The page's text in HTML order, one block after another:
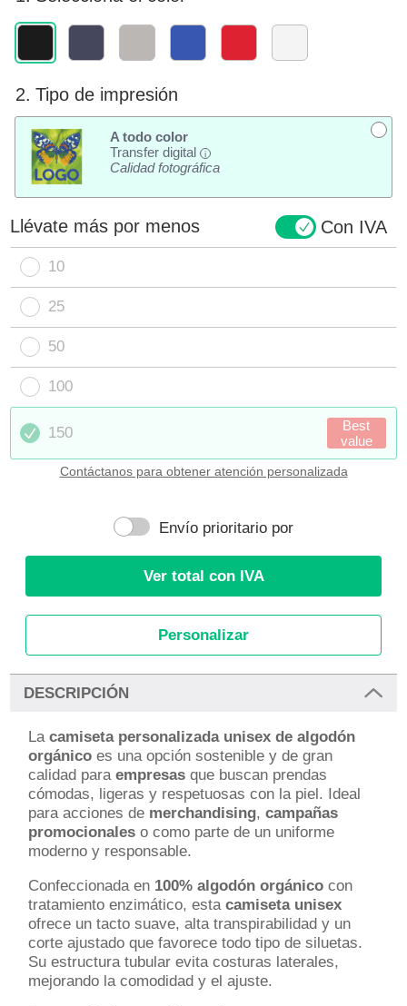
2. Tipo de impresión
A todo color
Transfer digital
i
Calidad fotográfica
Llévate más por menos Con IVA
10
25
50
100
150
Best
value
Contáctanos para obtener atención personalizada
Envío prioritario por
Ver total con IVA
Personalizar
DESCRIPCIÓN
Lacamiseta personalizada unisex de algodón
orgánico es una opción sostenible y de gran
calidad paraempresas que buscan prendas
cómodas, ligeras y respetuosas con la piel. Ideal
para acciones de merchandising,campañas
promocionales o como parte de un uniforme
moderno y responsable.
Confeccionada en 100% algodón orgánico con
tratamiento enzimático, estacamiseta unisex
ofrece un tacto suave, alta transpirabilidad y un
corte ajustado que favorece todo tipo de siluetas.
Su estructura tubular evita costuras laterales,
mejorando la comodidad y el ajuste.